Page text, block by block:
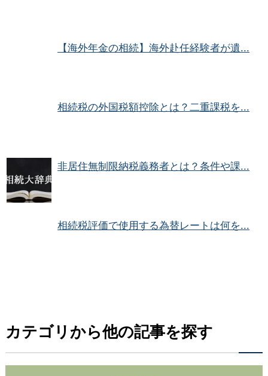
【海外年金の相続】海外赴任経験者が遺...
相続税の外国税額控除とは？二重課税を...
非居住無制限納税義務者とは？条件や課...
相続税評価で使用する為替レートは何を...
カテゴリから他の記事を探す